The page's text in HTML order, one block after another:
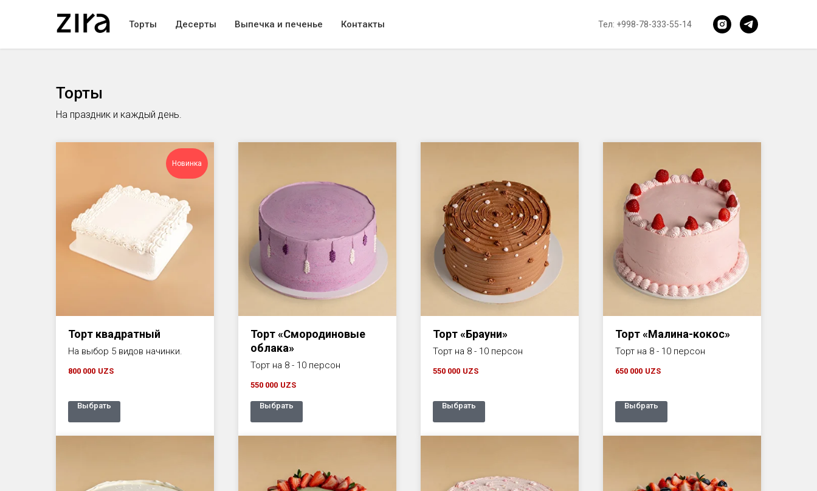
Торты Десерты Выпечка и печенье Контакты Тел: +998-78-333-55-14
Торты
На праздник и каждый день.
Новинка
Торт квадратный
На выбор 5 видов начинки.
800 000 UZS
Выбрать
Торт «Смородиновые
облака»
Торт на 8 - 10 персон
550 000 UZS
Выбрать
Торт «Брауни»
Торт на 8 - 10 персон
550 000 UZS
Выбрать
Торт «Малина-кокос»
Торт на 8 - 10 персон
650 000 UZS
Выбрать